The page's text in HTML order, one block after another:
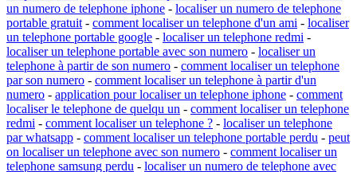
un numero de telephone iphone - localiser un numero de telephone
portable gratuit - comment localiser un telephone d'un ami - localiser
un telephone portable google - localiser un telephone redmi -
localiser un telephone portable avec son numero - localiser un
telephone à partir de son numero - comment localiser un telephone
par son numero - comment localiser un telephone à partir d'un
numero - application pour localiser un telephone iphone - comment
localiser le telephone de quelqu un - comment localiser un telephone
redmi - comment localiser un telephone ? - localiser un telephone
par whatsapp - comment localiser un telephone portable perdu - peut
on localiser un telephone avec son numero - comment localiser un
telephone samsung perdu - localiser un numero de telephone avec